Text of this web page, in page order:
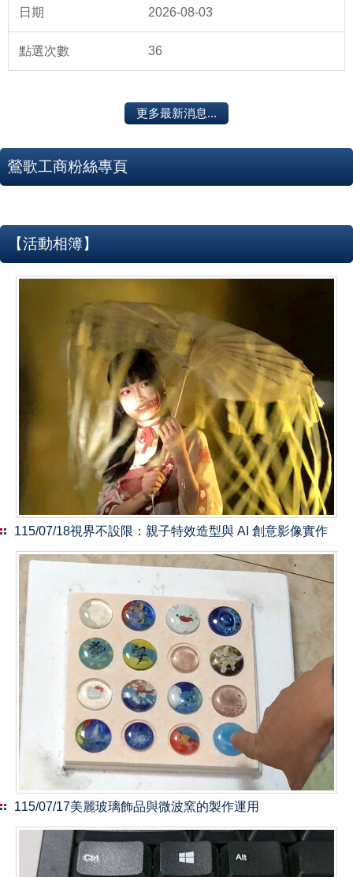
2026-08-03
36
更多最新消息...
鶯歌工商粉絲專頁
【活動相簿】
115/07/18視界不設限：親⼦特效造型與 AI 創意影像實作
115/07/17美麗玻璃飾品與微波窯的製作運用